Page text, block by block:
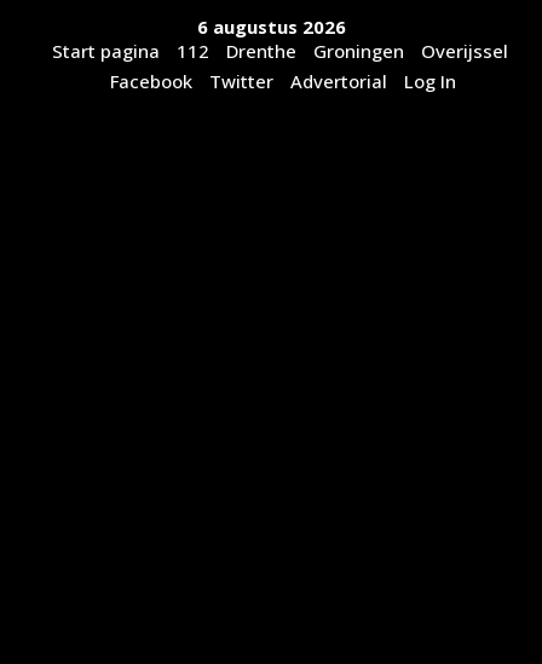
6 augustus 2026
Start pagina
112 Drenthe Groningen
Overijssel
Facebook
Twitter Advertorial Log In